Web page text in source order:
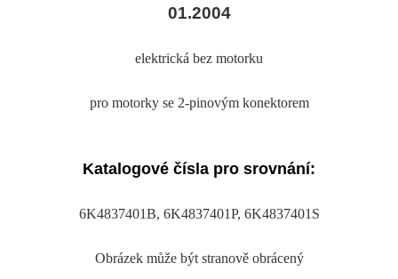
01.2004
elektrická bez motorku
pro motorky se 2-pinovým konektorem
Katalogové čísla pro srovnání:
6K4837401B, 6K4837401P, 6K4837401S
Obrázek může být stranově obrácený